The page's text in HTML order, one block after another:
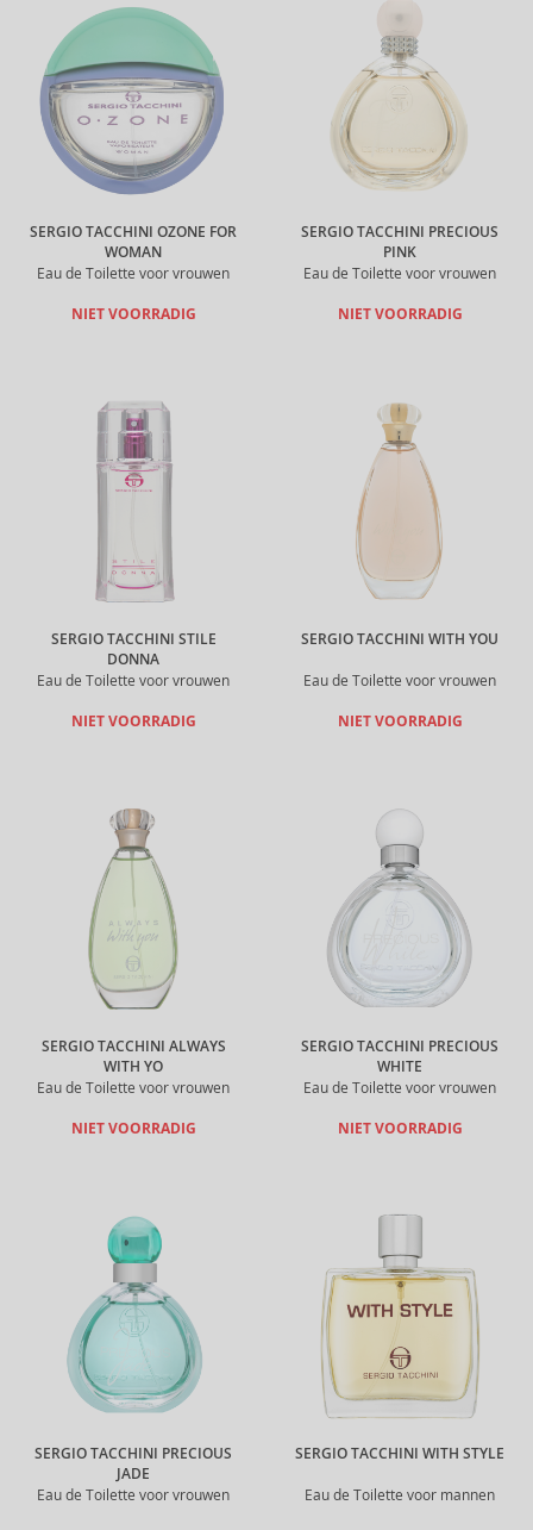
SERGIO TACCHINI OZONE FOR
WOMAN
Eau de Toilette voor vrouwen
NIET VOORRADIG
SERGIO TACCHINI PRECIOUS
PINK
Eau de Toilette voor vrouwen
NIET VOORRADIG
SERGIO TACCHINI STILE
DONNA
Eau de Toilette voor vrouwen
NIET VOORRADIG
SERGIO TACCHINI WITH YOU
Eau de Toilette voor vrouwen
NIET VOORRADIG
SERGIO TACCHINI ALWAYS
WITH YO
Eau de Toilette voor vrouwen
NIET VOORRADIG
SERGIO TACCHINI PRECIOUS
WHITE
Eau de Toilette voor vrouwen
NIET VOORRADIG
SERGIO TACCHINI PRECIOUS
JADE
Eau de Toilette voor vrouwen
SERGIO TACCHINI WITH STYLE
Eau de Toilette voor mannen